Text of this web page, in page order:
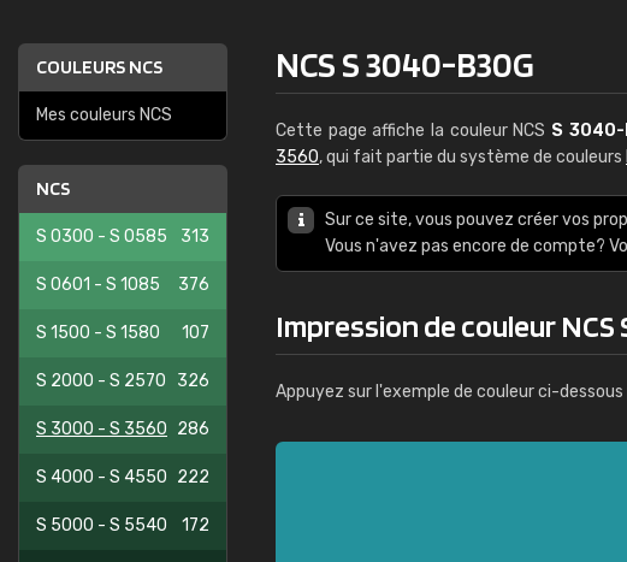
COULEURS NCS
Mes couleurs NCS
NCS
S 0300 - S 0585 313
S 0601 - S 1085 376
S 1500 - S 1580 107
S 2000 - S 2570 326
S 3000 - S 3560 286
S 4000 - S 4550 222
S 5000 - S 5540 172
NCS S 3040-B30G
Cette page affiche la couleur NCS S 3040-
3560, qui fait partie du système de couleurs
Sur ce site, vous pouvez créer vos
Vous n'avez pas encore de compte?
Impression de couleur NCS
Appuyez sur l'exemple de couleur ci-